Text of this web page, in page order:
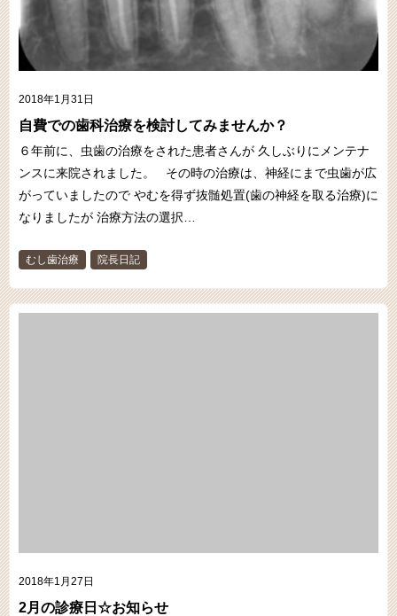
2018年1月31日
自費での歯科治療を検討してみませんか？
６年前に、虫歯の治療をされた患者さんが 久しぶりにメンテナ
ンスに来院されました。 その時の治療は、神経にまで虫歯が広
がっていましたので やむを得ず抜髄処置(歯の神経を取る治療)に
なりましたが 治療方法の選択…
むし歯治療 院長日記
2018年1月27日
2月の診療日☆お知らせ